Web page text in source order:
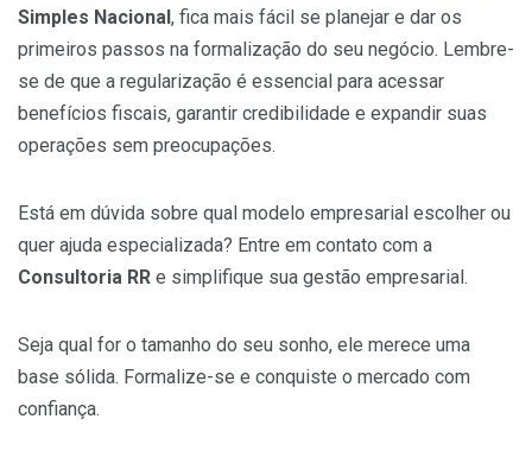
Simples Nacional , fica mais fácil se planejar e dar os
primeiros passos na formalização do seu negócio. Lembre-
se de que a regularização é essencial para acessar
benefícios fiscais, garantir credibilidade e expandir suas
operações sem preocupações.
Está em dúvida sobre qual modelo empresarial escolher ou
quer ajuda especializada? Entre em contato com a
Consultoria RR e simplifique sua gestão empresarial.
Seja qual for o tamanho do seu sonho, ele merece uma
base sólida. Formalize-se e conquiste o mercado com
confiança.